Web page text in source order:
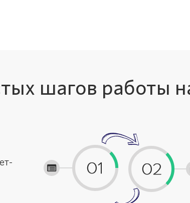
шагов работы